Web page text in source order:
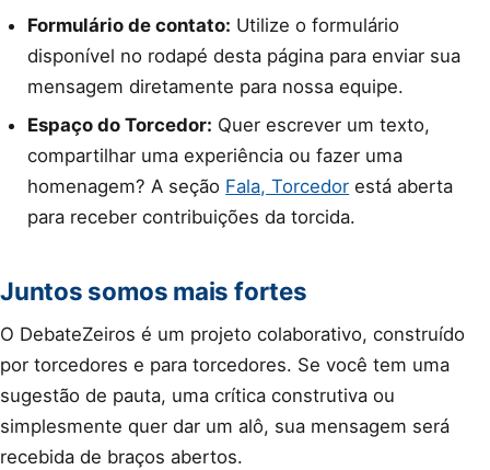
Formulário de contato: Utilize o formulário
disponível no rodapé desta página para enviar sua
mensagem diretamente para nossa equipe.
Espaço do Torcedor: Quer escrever um texto,
compartilhar uma experiência ou fazer uma
homenagem? A seção Fala, Torcedor está aberta
para receber contribuições da torcida.
Juntos somos mais fortes
O DebateZeiros é um projeto colaborativo, construído
por torcedores e para torcedores. Se você tem uma
sugestão de pauta, uma crítica construtiva ou
simplesmente quer dar um alô, sua mensagem será
recebida de braços abertos.